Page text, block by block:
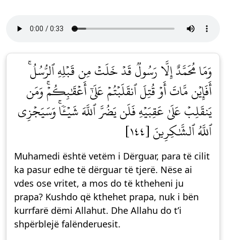
وَمَا مُحَمَّدٌ إِلَّا رَسُولٞ قَدۡ خَلَتۡ مِن قَبۡلِهِ ٱلرُّسُلُۚ
أَفَإِيْن مَّاتَ أَوۡ قُتِلَ ٱنقَلَبۡتُمۡ عَلَىٰٓ أَعۡقَٰبِكُمۡۚ وَمَن
يَنقَلِبۡ عَلَىٰ عَقِبَيۡهِ فَلَن يَضُرَّ ٱللَّهَ شَيۡـٔٗاۚ وَسَيَجۡزِي
ٱللَّهُ ٱلشَّٰكِرِينَ [١٤٤]
Muhamedi është vetëm i Dërguar, para të cilit
ka pasur edhe të dërguar të tjerë. Nëse ai
vdes ose vritet, a mos do të ktheheni ju
prapa? Kushdo që kthehet prapa, nuk i bën
kurrfarë dëmi Allahut. Dhe Allahu do t’i
shpërblejë falënderuesit.